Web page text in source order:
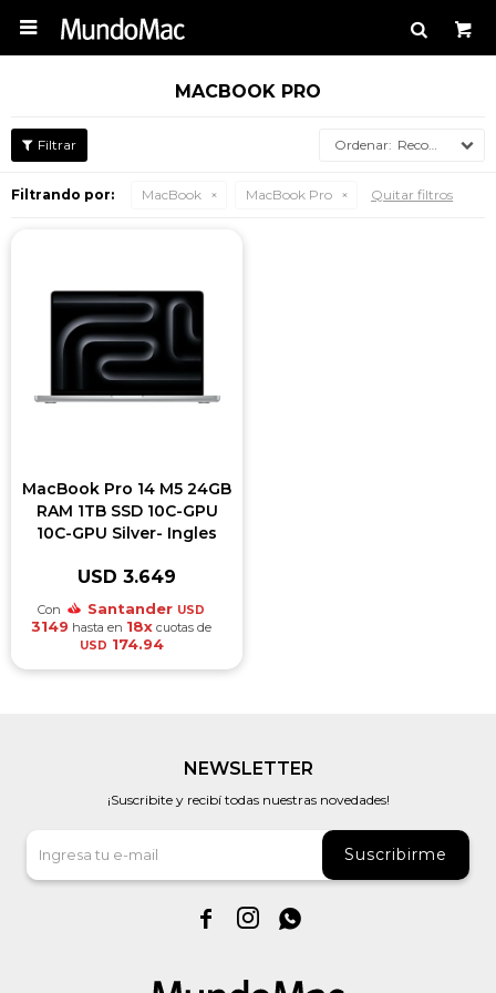

MACBOOK PRO
Recomendados
Filtrando por: MacBook MacBook Pro Quitar filtros
MacBook Pro 14 M5 24GB
RAM 1TB SSD 10C-GPU
10C-GPU Silver- Ingles
USD 3.649
Con Santander USD
3149 hasta en 18x cuotas de
USD 174.94
NEWSLETTER
¡Suscribite y recibí todas nuestras novedades!
Suscribirme
  